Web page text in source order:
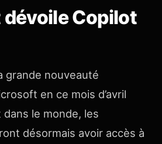
Copilot
grande nouveauté
en ce mois d’avril
le monde, les
désormais avoir accès à